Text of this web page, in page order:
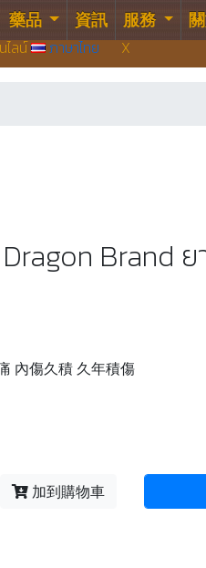
ไลน์ ภาษาไทย X
藥品 資訊 服務
Brand
內傷久積 久年積傷
加到購物車